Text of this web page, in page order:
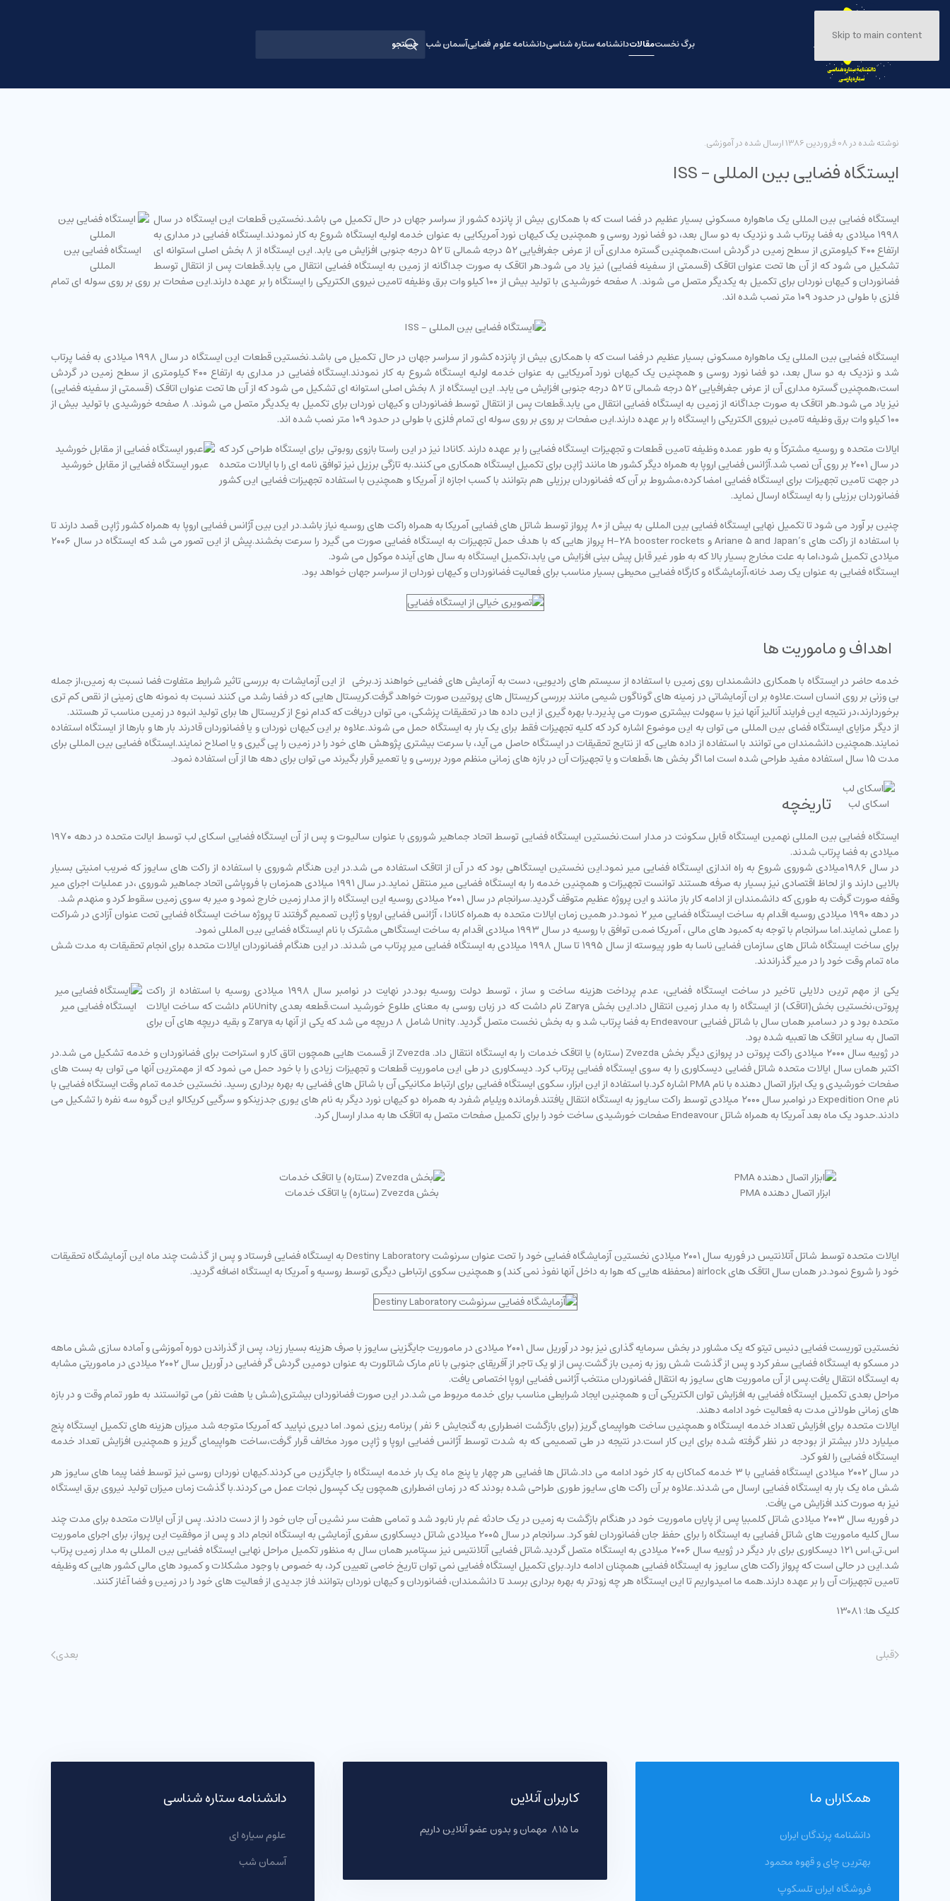
Skip to main content
برگ نخستمقالاتدانشنامه ستاره شناسیدانشنامه علوم فضاییآسمان شب
نوشته شده در08 فروردين 1386 ارسال شده درآموزشی.
ایستگاه فضایی بین المللی - ISS
ایستگاه فضایی بین
المللی
ایستگاه فضایی بین المللی یک ماهواره مسکونی بسیار عظیم در فضا است که با همکاری بیش از پانزده کشور از سراسر جهان در حال تکمیل می باشد.نخستین قطعات این ایستگاه در سال
۱۹۹۸ میلادی به فضا پرتاب شد و نزدیک به دو سال بعد، دو فضا نورد روسی و همچنین یک کیهان نورد آمریکایی به عنوان خدمه اولیه ایستگاه شروع به کار نمودند.ایستگاه فضایی در مداری به
ارتفاع ۴۰۰ کیلومتری از سطح زمین در گردش است،همچنین گستره مداری آن از عرض جغرافیایی ۵۲ درجه شمالی تا ۵۲ درجه جنوبی افزایش می یابد. این ایستگاه از ۸ بخش اصلی استوانه ای
تشکیل می شود که از آن ها تحت عنوان اتاقک (قسمتی از سفینه فضایی) نیز یاد می شود.هر اتاقک به صورت جداگانه از زمین به ایستگاه فضایی انتقال می یابد.قطعات پس از انتقال توسط
فضانوردان و کیهان نوردان برای تکمیل به یکدیگر متصل می شوند. ۸ صفحه خورشیدی با تولید بیش از ۱۰۰ کیلو وات برق وظیفه تامین نیروی الکتریکی را ایستگاه را بر عهده دارند.این صفحات بر روی بر روی سوله ای تمام
فلزی با طولی در حدود ۱۰۹ متر نصب شده اند.
ایستگاه فضایی بین المللی یک ماهواره مسکونی بسیار عظیم در فضا است که با همکاری بیش از پانزده کشور از سراسر جهان در حال تکمیل می باشد.نخستین قطعات این ایستگاه در سال ۱۹۹۸ میلادی به فضا پرتاب
شد و نزدیک به دو سال بعد، دو فضا نورد روسی و همچنین یک کیهان نورد آمریکایی به عنوان خدمه اولیه ایستگاه شروع به کار نمودند.ایستگاه فضایی در مداری به ارتفاع ۴۰۰ کیلومتری از سطح زمین در گردش
است،همچنین گستره مداری آن از عرض جغرافیایی ۵۲ درجه شمالی تا ۵۲ درجه جنوبی افزایش می یابد. این ایستگاه از ۸ بخش اصلی استوانه ای تشکیل می شود که از آن ها تحت عنوان اتاقک (قسمتی از سفینه فضایی)
نیز یاد می شود.هر اتاقک به صورت جداگانه از زمین به ایستگاه فضایی انتقال می یابد.قطعات پس از انتقال توسط فضانوردان و کیهان نوردان برای تکمیل به یکدیگر متصل می شوند. ۸ صفحه خورشیدی با تولید بیش از
۱۰۰ کیلو وات برق وظیفه تامین نیروی الکتریکی را ایستگاه را بر عهده دارند.این صفحات بر روی بر روی سوله ای تمام فلزی با طولی در حدود ۱۰۹ متر نصب شده اند.
عبور ایستگاه فضایی از مقابل خورشید
ایالات متحده و روسیه مشترکاً و به طور عمده وظیفه تامین قطعات و تجهیزات ایستگاه فضایی را بر عهده دارند .کانادا نیز در این راستا بازوی روبوتی برای ایستگاه طراحی کرد که
در سال ۲۰۰۱ بر روی آن نصب شد.آژانس فضایی اروپا به همراه دیگر کشور ها مانند ژاپن برای تکمیل ایستگاه همکاری می کنند.به تازگی برزیل نیز توافق نامه ای را با ایالات متحده
در جهت تامین تجهیزات برای ایستگاه فضایی امضا کرده،مشروط بر آن که فضانوردان برزیلی هم بتوانند با کسب اجازه از آمریکا و همچنین با استفاده تجهیزات فضایی این کشور
فضانوردان برزیلی را به ایستگاه ارسال نماید.
چنین بر آورد می شود تا تکمیل نهایی ایستگاه فضایی بین المللی به بیش از ۸۰ پرواز توسط شاتل های فضایی آمریکا به همراه راکت های روسیه نیاز باشد.در این بین آژانس فضایی اروپا به همراه کشور ژاپن قصد دارند تا
با استفاده از راکت های Ariane ۵ and Japan’s و H-۲A booster rockets پرواز هایی که با هدف حمل تجهیزات به ایستگاه فضایی صورت می گیرد را سرعت بخشند.پیش از این تصور می شد که ایستگاه در سال ۲۰۰۶
میلادی تکمیل شود،اما به علت مخارج بسیار بالا که به طور غیر قابل پیش بینی افزایش می یابد،تکمیل ایستگاه به سال های آینده موکول می شود.
ایستگاه فضایی به عنوان یک رصد خانه،آزمایشگاه و کارگاه فضایی محیطی بسیار مناسب برای فعالیت فضانوردان و کیهان نوردان از سراسر جهان خواهد بود.
اهداف و ماموریت ها
خدمه حاضر در ایستگاه با همکاری دانشمندان روی زمین با استفاده از سیستم های رادیویی، دست به آزمایش های فضایی خواهند زد.برخی از این آزمایشات به بررسی تاثیر شرایط متفاوت فضا نسبت به زمین،از جمله
بی وزنی بر روی انسان است.علاوه بر ان آزمایشاتی در زمینه های گوناگون شیمی مانند بررسی کریستال های پروتیین صورت خواهد گرفت.کریستال هایی که در فضا رشد می کنند نسبت به نمونه های زمینی از نقص کم تری
برخوردارند،در نتیجه این فرایند آنالیز آنها نیز با سهولت بیشتری صورت می پذیرد.با بهره گیری از این داده ها در تحقیقات پزشکی، می توان دریافت که کدام نوع از کریستال ها برای تولید انبوه در زمین مناسب تر هستند.
از دیگر مزایای ایستگاه فضای بین المللی می توان به این موضوع اشاره کرد که کلیه تجهیزات فقط برای یک بار به ایستگاه حمل می شوند.علاوه بر این کیهان نوردان و یا فضانوردان قادرند بار ها و بارها از ایستگاه استفاده
نمایند.همچنین دانشمندان می توانند با استفاده از داده هایی که از نتایج تحقیقات در ایستگاه حاصل می آید، با سرعت بیشتری پژوهش های خود را در زمین را پی گیری و یا اصلاح نمایند.ایستگاه فضایی بین المللی برای
مدت ۱۵ سال استفاده مفید طراحی شده است اما اگر بخش ها ،قطعات و یا تجهیزات آن در بازه های زمانی منظم مورد بررسی و یا تعمیر قرار بگیرند می توان برای دهه ها از آن استفاده نمود.
اسکای لب تاریخچه
ایستگاه فضایی بین المللی نهمین ایستگاه قابل سکونت در مدار است.نخستین ایستگاه فضایی توسط اتحاد جماهیر شوروی با عنوان سالیوت و پس از آن ایستگاه فضایی اسکای لب توسط ایالت متحده در دهه ۱۹۷۰
میلادی به فضا پرتاب شدند.
در سال ۱۹۸۶میلادی شوروی شروع به راه اندازی ایستگاه فضایی میر نمود.این نخستین ایستگاهی بود که در آن از اتاقک استفاده می شد.در این هنگام شوروی با استفاده از راکت های سایوز که ضریب امنیتی بسیار
بالایی دارند و از لحاظ اقتصادی نیز بسیار به صرفه هستند توانست تجهیزات و همچنین خدمه را به ایستگاه فضایی میر منتقل نماید.در سال ۱۹۹۱ میلادی همزمان با فروپاشی اتحاد جماهیر شوروی ،در عملیات اجرای میر
وقفه صورت گرفت به طوری که دانشمندان از ادامه کار باز مانند و این پروژه عظیم متوقف گردید.سرانجام در سال ۲۰۰۱ میلادی روسیه این ایستگاه را از مدار زمین خارج نمود و میر به سوی زمین سقوط کرد و منهدم شد.
در دهه ۱۹۹۰ میلادی روسیه اقدام به ساخت ایستگاه فضایی میر ۲ نمود.در همین زمان ایالات متحده به همراه کانادا ، آژانس فضایی اروپا و ژاپن تصمیم گرفتند تا پروژه ساخت ایستگاه فضایی تحت عنوان آزادی در شراکت
را عملی نمایند.اما سرانجام با توجه به کمبود های مالی ، آمریکا ضمن توافق با روسیه در سال ۱۹۹۳ میلادی اقدام به ساخت ایستگاهی مشترک با نام ایستگاه فضایی بین المللی نمود.
برای ساخت ایستگاه شاتل های سازمان فضایی ناسا به طور پیوسته از سال ۱۹۹۵ تا سال ۱۹۹۸ میلادی به ایستگاه فضایی میر پرتاب می شدند. در این هنگام فضانوردان ایالات متحده برای انجام تحقیقات به مدت شش
ماه تمام وقت خود را در میر گذراندند.
ایستگاه فضایی میر
یکی از مهم ترین دلایلی تاخیر در ساخت ایستگاه فضایی، عدم پرداخت هزینه ساخت و ساز ، توسط دولت روسیه بود.در نهایت در نوامبر سال ۱۹۹۸ میلادی روسیه با استفاده از راکت
پروتن،نخستین بخش(اتاقک) از ایستگاه را به مدار زمین انتقال داد.این بخش Zarya نام داشت که در زبان روسی به معنای طلوع خورشید است.قطعه بعدی Unityنام داشت که ساخت ایالات
متحده بود و در دسامبر همان سال با شاتل فضایی Endeavour به فضا پرتاب شد و به بخش نخست متصل گردید. Unity شامل ۸ دریچه می شد که یکی از آنها به Zarya و بقیه دریچه های آن برای
اتصال به سایر اتاقک ها تعبیه شده بود.
در ژوییه سال ۲۰۰۰ میلادی راکت پروتن در پروازی دیگر بخش Zvezda (ستاره) یا اتاقک خدمات را به ایستگاه انتقال داد. Zvezda از قسمت هایی همچون اتاق کار و استراحت برای فضانوردان و خدمه تشکیل می شد.در
اکتبر همان سال ایالات متحده شاتل فضایی دیسکاوری را به سوی ایستگاه فضایی پرتاب کرد. دیسکاوری در طی این ماموریت قطعات و تجهیزات زیادی را با خود حمل می نمود که از مهمترین آنها می توان به بست های
صفحات خورشیدی و یک ابزار اتصال دهنده با نام PMA اشاره کرد.با استفاده از این ابزار، سکوی ایستگاه فضایی برای ارتباط مکانیکی آن با شاتل های فضایی به بهره برداری رسید. نخستین خدمه تمام وقت ایستگاه فضایی با
نام Expedition One در نوامبر سال ۲۰۰۰ میلادی توسط راکت سایوز به ایستگاه انتقال یافتند.فرمانده ویلیام شفرد به همراه دو کیهان نورد دیگر به نام های یوری جدزینکو و سرگیی کریکالو این گروه سه نفره را تشکیل می
دادند.حدود یک ماه بعد آمریکا به همراه شاتل Endeavour صفحات خورشیدی ساخت خود را برای تکمیل صفحات متصل به اتاقک ها به مدار ارسال کرد.
ابزار اتصال دهنده PMA بخش Zvezda (ستاره) یا اتاقک خدمات
ایالات متحده توسط شاتل آتلانتیس در فوریه سال ۲۰۰۱ میلادی نخستین آزمایشگاه فضایی خود را تحت عنوان سرنوشت Destiny Laboratory به ایستگاه فضایی فرستاد و پس از گذشت چند ماه این آزمایشگاه تحقیقات
خود را شروع نمود.در همان سال اتاقک های airlock (محفظه هایی که هوا به داخل آنها نفوذ نمی کند) و همچنین سکوی ارتباطی دیگری توسط روسیه و آمریکا به ایستگاه اضافه گردید.
نخستین توریست فضایی دنیس تیتو که یک مشاور در بخش سرمایه گذاری نیز بود در آوریل سال ۲۰۰۱ میلادی در ماموریت جایگزینی سایوز با صرف هزینه بسیار زیاد، پس از گذراندن دوره آموزشی و آماده سازی شش ماهه
در مسکو به ایستگاه فضایی سفر کرد و پس از گذشت شش روز به زمین باز گشت.پس از او یک تاجر از آفریقای جنوبی با نام مارک شاتلورت به عنوان دومین گردش گر فضایی در آوریل سال ۲۰۰۲ میلادی در ماموریتی مشابه
به ایستگاه انتقال یافت.پس از آن ماموریت های سایوز به انتقال فضانوردان منتخب آژانس فضایی اروپا اختصاص یافت.
مراحل بعدی تکمیل ایستگاه فضایی به افزایش توان الکتریکی آن و همچنین ایجاد شرایطی مناسب برای خدمه مربوط می شد.در این صورت فضانوردان بیشتری(شش یا هفت نفر) می توانستند به طور تمام وقت و در بازه
های زمانی طولانی مدت به فعالیت خود ادامه دهند.
ایالات متحده برای افزایش تعداد خدمه ایستگاه و همچنین ساخت هواپیمای گریز (برای بازگشت اضطراری به گنجایش ۶ نفر ) برنامه ریزی نمود. اما دیری نپایید که آمریکا متوجه شد میزان هزینه های تکمیل ایستگاه پنج
میلیارد دلار بیشتر از بودجه در نظر گرفته شده برای این کار است.در نتیجه در طی تصمیمی که به شدت توسط آژانس فضایی اروپا و ژاپن مورد مخالف قرار گرفت،ساخت هواپیمای گریز و همچنین افزایش تعداد خدمه
ایستگاه فضایی را لغو کرد.
در سال ۲۰۰۲ میلادی ایستگاه فضایی با ۳ خدمه کماکان به کار خود ادامه می داد.شاتل ها فضایی هر چهار یا پنج ماه یک بار خدمه ایستگاه را جایگزین می کردند.کیهان نوردان روسی نیز توسط فضا پیما های سایوز هر
شش ماه یک بار به ایستگاه فضایی ارسال می شدند.علاوه بر آن راکت های سایوز طوری طراحی شده بودند که در زمان اضطراری همچون یک کپسول نجات عمل می کردند.با گذشت زمان میزان تولید نیروی برق ایستگاه
نیز به صورت کند افزایش می یافت.
در فوریه سال ۲۰۰۳ میلادی شاتل کلمبیا پس از پایان ماموریت خود در هنگام بازگشت به زمین در یک حادثه غم بار نابود شد و تمامی هفت سر نشین آن جان خود را از دست دادند. پس از آن ایالات متحده برای مدت چند
سال کلیه ماموریت های شاتل فضایی به ایستگاه را برای حفظ جان فضانوردان لغو کرد. سرانجام در سال ۲۰۰۵ میلادی شاتل دیسکاوری سفری آزمایشی به ایستگاه انجام داد و پس از موفقیت این پرواز، برای اجرای ماموریت
اس.تی.اس ۱۲۱ دیسکاوری برای بار دیگر در ژوییه سال ۲۰۰۶ میلادی به ایستگاه متصل گردید.شاتل فضایی آتلانتیس نیز سپتامبر همان سال به منظور تکمیل مراحل نهایی ایستگاه فضایی بین المللی به مدار زمین پرتاب
شد.این در حالی است که پرواز راکت های سایوز به ایستگاه فضایی همچنان ادامه دارد.برای تکمیل ایستگاه فضایی نمی توان تاریخ خاصی تعیین کرد، به خصوص با وجود مشکلات و کمبود های مالی کشور هایی که وظیفه
تامین تجهیزات آن را بر عهده دارند.همه ما امیدواریم تا این ایستگاه هر چه زودتر به بهره برداری برسد تا دانشمندان، فضانوردان و کیهان نوردان بتوانند فاز جدیدی از فعالیت های خود را در زمین و فضا آغاز کنند.
کلیک ها: 13081
قبلی بعدی
همکاران ما
دانشنامه پرندگان ایران
بهترین چای و قهوه محمود
فروشگاه ایران تلسکوپ
کاربران آنلاین
ما 815 مهمان و بدون عضو آنلاین داریم
دانشنامه ستاره شناسی
علوم سیاره ای
آسمان شب